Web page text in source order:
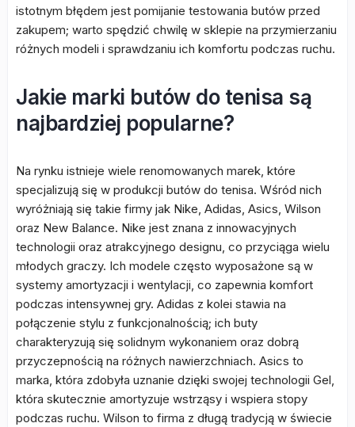
istotnym błędem jest pomijanie testowania butów przed
zakupem; warto spędzić chwilę w sklepie na przymierzaniu
różnych modeli i sprawdzaniu ich komfortu podczas ruchu.
Jakie marki butów do tenisa są
najbardziej popularne?
Na rynku istnieje wiele renomowanych marek, które
specjalizują się w produkcji butów do tenisa. Wśród nich
wyróżniają się takie firmy jak Nike, Adidas, Asics, Wilson
oraz New Balance. Nike jest znana z innowacyjnych
technologii oraz atrakcyjnego designu, co przyciąga wielu
młodych graczy. Ich modele często wyposażone są w
systemy amortyzacji i wentylacji, co zapewnia komfort
podczas intensywnej gry. Adidas z kolei stawia na
połączenie stylu z funkcjonalnością; ich buty
charakteryzują się solidnym wykonaniem oraz dobrą
przyczepnością na różnych nawierzchniach. Asics to
marka, która zdobyła uznanie dzięki swojej technologii Gel,
która skutecznie amortyzuje wstrząsy i wspiera stopy
podczas ruchu. Wilson to firma z długą tradycją w świecie